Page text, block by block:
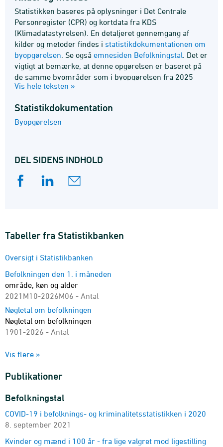
Statistikken baseres på oplysninger i Det Centrale
Personregister (CPR) og kortdata fra KDS
(Klimadatastyrelsen). En detaljeret gennemgang af
kilder og metoder findes i statistikdokumentationen om
byopgørelsen . Se også emnesiden Befolkningstal . Det er
vigtigt at bemærke, at denne opgørelsen er baseret på
de samme byområder som i byopgørelsen fra 2025
som er de senest tilgængelige oplysninger fra
ikke de nyeste ændringer, typisk udvidelser af en by
med nye byområder. Det betyder samtidigt, at antallet
medtaget og nye indbyggere der er flyttet ind i de nye
byområder derfor vil blive opgjort under
landdistrikterne. Ophør af opdateringer af registret
landdistrikter i Danmark.
Vis hele teksten »
Statistik­dokumentation
Byopgørelsen
DEL SIDENS INDHOLD
Tabeller fra Statistikbanken
Oversigt i Statistikbanken
Befolkningen den 1. i måneden
område, køn og alder
2021M10-2026M06 - Antal
Nøgletal om befolkningen
Nøgletal om befolkningen
1901-2026 - Antal
område, køn og alder
Befolkningen 1. januar
byområder, landdistrikter og folketal, areal og
befolkningstæthed
2017-2026
Befolkningen 1. januar
øer
Vis flere »
Publikationer
Befolkningstal
COVID-19 i befolknings- og kriminalitetsstatistikken i 2020
8. september 2021
Kvinder og mænd i 100 år - fra lige valgret mod ligestilling